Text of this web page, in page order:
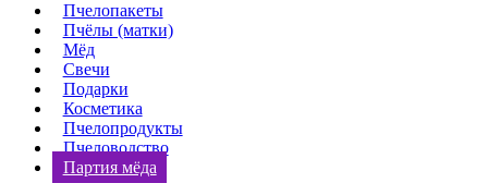
Пчелопакеты
Пчёлы (матки)
Мёд
Свечи
Подарки
Косметика
Пчелопродукты
Пчеловодство
Партия мёда